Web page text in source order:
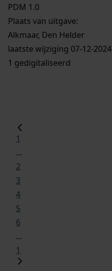
PDM 1.0
Plaats van uitgave:
Alkmaar, Den Helder
laatste wijziging 07-12-2024
1 gedigitaliseerd
1
...
2
3
4
5
6
...
1